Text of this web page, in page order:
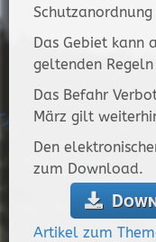
Das Gebiet kann
geltenden
Das Befahr
März gilt
Den
zum Download.
Artikel zum